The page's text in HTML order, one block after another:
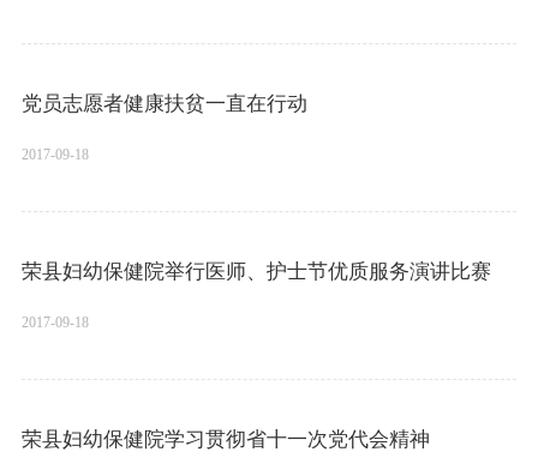
党员志愿者健康扶贫一直在行动
2017-09-18
荣县妇幼保健院举行医师、护士节优质服务演讲比赛
2017-09-18
荣县妇幼保健院学习贯彻省十一次党代会精神